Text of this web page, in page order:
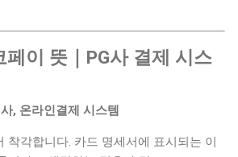
페이 뜻｜PG사 결제 시스
, 온라인결제 시스템
착각합니다. 카드 명세서에 표시되는 이